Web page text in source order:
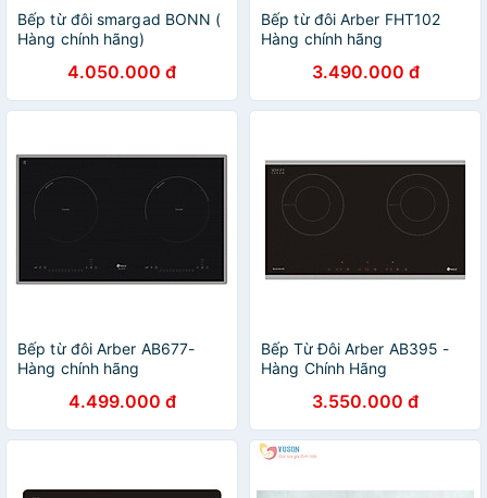
Bếp từ đôi smargad BONN (
Hàng chính hãng)
4.050.000 đ
Bếp từ đôi Arber FHT102
Hàng chính hãng
3.490.000 đ
Bếp từ đôi Arber AB677-
Hàng chính hãng
4.499.000 đ
Bếp Từ Đôi Arber AB395 -
Hàng Chính Hãng
3.550.000 đ